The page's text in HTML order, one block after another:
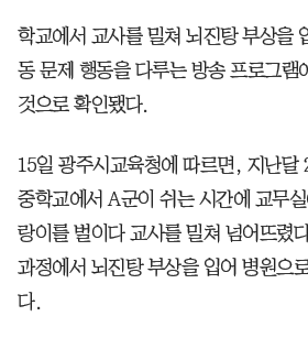
학교에서 교사를 밀쳐 뇌진탕 부상을
동 문제 행동을 다루는 방송 프로그램
것으로 확인됐다.
15일 광주시교육청에 따르면, 지난달
중학교에서 A군이 쉬는 시간에 교무
랑이를 벌이다 교사를 밀쳐 넘어뜨렸
과정에서 뇌진탕 부상을 입어 병원으
다.